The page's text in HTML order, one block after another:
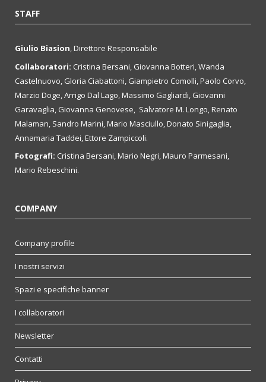
STAFF
Giulio Biasion, Direttore Responsabile
Collaboratori: Cristina Bersani, Giovanna Botteri, Wanda
Castelnuovo, Gloria Ciabattoni, Giampietro Comolli, Paolo Corvo,
Marzio Doge, Arrigo Dal Lago, Massimo Gagliardi, Giovanni
Garavaglia, Giovanna Genovese, Salvatore M. Longo, Renato
Malaman, Sandro Marini, Mario Masciullo, Donato Sinigaglia,
Annamaria Taddei, Ettore Zampiccoli.
Fotografi: Cristina Bersani, Mario Negri, Mauro Parmesani,
Mario Rebeschini.
COMPANY
Company profile
I nostri servizi
Spazi e specifiche banner
I collaboratori
Newsletter
Contatti